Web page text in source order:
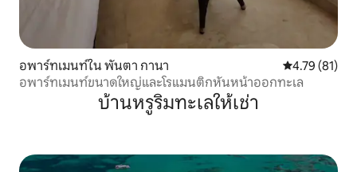
อพาร์ทเมนท์ใน พันตา กานา คะแนนเฉลี่ย
4.79 (81)
อพาร์ทเมนท์ขนาดใหญ่และโรแมนติกหันหน้าออกทะเล
บ้านหรูริมทะเลให้เช่า